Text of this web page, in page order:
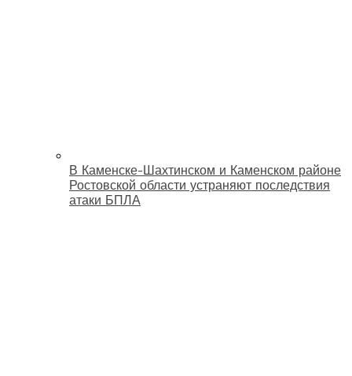
В Каменске-Шахтинском и Каменском районе
Ростовской области устраняют последствия
атаки БПЛА